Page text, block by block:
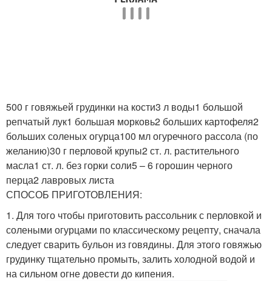
500 г говяжьей грудинки на кости3 л воды1 большой
репчатый лук1 большая морковь2 больших картофеля2
больших соленых огурца100 мл огуречного рассола (по
желанию)30 г перловой крупы2 ст. л. растительного
масла1 ст. л. без горки соли5 – 6 горошин черного
перца2 лавровых листа
СПОСОБ ПРИГОТОВЛЕНИЯ:
1. Для того чтобы приготовить рассольник с перловкой и
солеными огурцами по классическому рецепту, сначала
следует сварить бульон из говядины. Для этого говяжью
грудинку тщательно промыть, залить холодной водой и
на сильном огне довести до кипения.